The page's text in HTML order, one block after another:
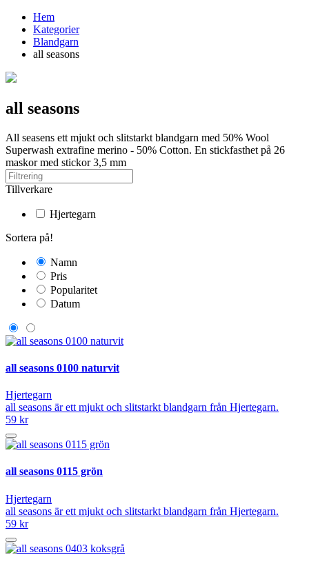
Hem
Kategorier
Blandgarn
all seasons
all seasons
All seasens ett mjukt och slitstarkt blandgarn med 50% Wool
Superwash extrafine merino - 50% Cotton. En stickfasthet på 26
maskor med stickor 3,5 mm
Tillverkare
Hjertegarn
Sortera på!
Namn
Pris
Popularitet
Datum
all seasons 0100 naturvit
Hjertegarn
all seasons är ett mjukt och slitstarkt blandgarn från Hjertegarn.
59 kr
all seasons 0115 grön
Hjertegarn
all seasons är ett mjukt och slitstarkt blandgarn från Hjertegarn.
59 kr